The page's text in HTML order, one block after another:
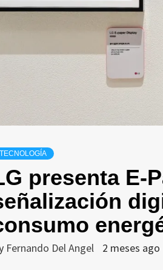
TECNOLOGÍA
presenta E-
Fernando Del Angel 2 meses ago